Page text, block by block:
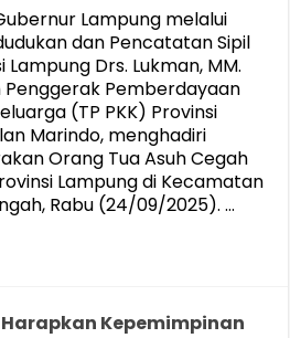
Lampung melalui
dan Pencatatan Sipil
Drs. Lukman, MM.
Penggerak Pemberdayaan
(TP PKK) Provinsi
Marindo, menghadiri
Orang Tua Asuh Cegah
Lampung di Kecamatan
Rabu (24/09/2025). …
Kepemimpinan